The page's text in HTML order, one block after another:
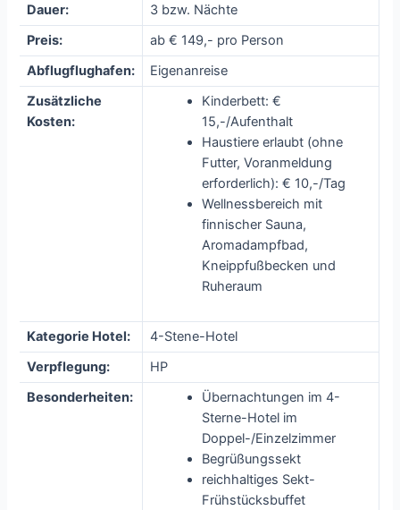
Dauer:
3 bzw. Nächte
Preis:
ab € 149,- pro Person
Abflugflughafen:
Eigenanreise
Zusätzliche
Kosten:
Kinderbett: €
15,-/Aufenthalt
Haustiere erlaubt (ohne
Futter, Voranmeldung
erforderlich): € 10,-/Tag
Wellnessbereich mit
finnischer Sauna,
Aromadampfbad,
Kneippfußbecken und
Ruheraum
Kategorie Hotel:
4-Stene-Hotel
Verpflegung:
HP
Besonderheiten:
Übernachtungen im 4-
Sterne-Hotel im
Doppel-/Einzelzimmer
Begrüßungssekt
reichhaltiges Sekt-
Frühstücksbuffet